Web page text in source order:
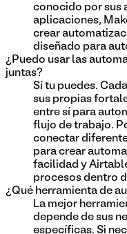
conocido por sus
aplicaciones,
crear
diseñado para
¿Puedo usar las
juntas?
Sí tu puedes.
sus propias
entre sí para
flujo de trabajo.
conectar
para crear
facilidad y
procesos dentro
¿Qué herramienta de
La mejor
depende de sus
específicas. Si